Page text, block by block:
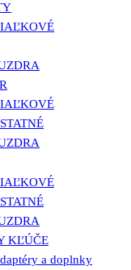
KĽÚČE
a doplnky